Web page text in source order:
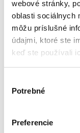
webové stránky,
oblasti sociálnych
môžu príslušné
údajmi, ktoré ste
keď ste používali
súhlasu
Potrebné
Preferencie